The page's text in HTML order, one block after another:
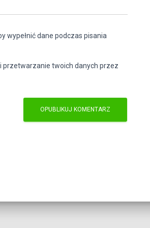
wypełnić dane podczas pisania
przetwarzanie twoich danych przez